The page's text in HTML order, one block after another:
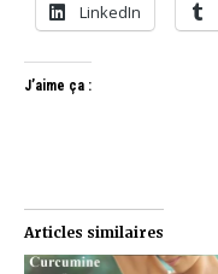
LinkedIn
J’aime ça :
Articles similaires